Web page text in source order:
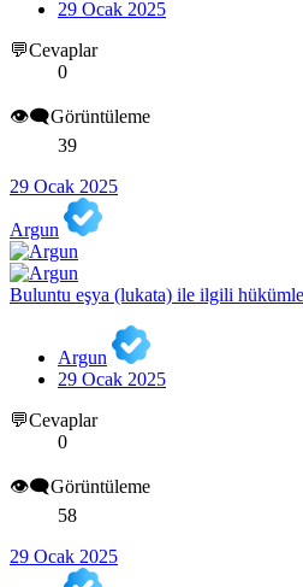
29 Ocak 2025
💬Cevaplar
0
👁️‍🗨️Görüntüleme
39
29 Ocak 2025
Argun
Buluntu eşya (lukata) ile ilgili
Argun
29 Ocak 2025
💬Cevaplar
0
👁️‍🗨️Görüntüleme
58
29 Ocak 2025